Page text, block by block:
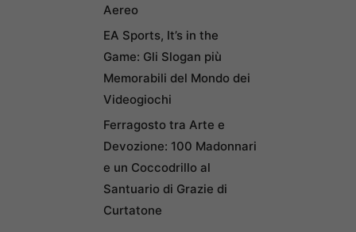
Aereo
EA Sports, It’s in the
Game: Gli Slogan più
Memorabili del Mondo dei
Videogiochi
Ferragosto tra Arte e
Devozione: 100 Madonnari
e un Coccodrillo al
Santuario di Grazie di
Curtatone